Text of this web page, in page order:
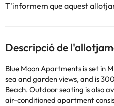
T'informem que aquest
Descripció de
Blue Moon Apartments is set in
sea and garden views, and is
Beach. Outdoor seating is also
air-conditioned apartment